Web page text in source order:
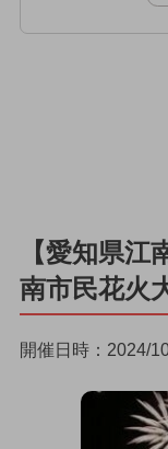
【愛知県
南市民花火
開催日時：2024/